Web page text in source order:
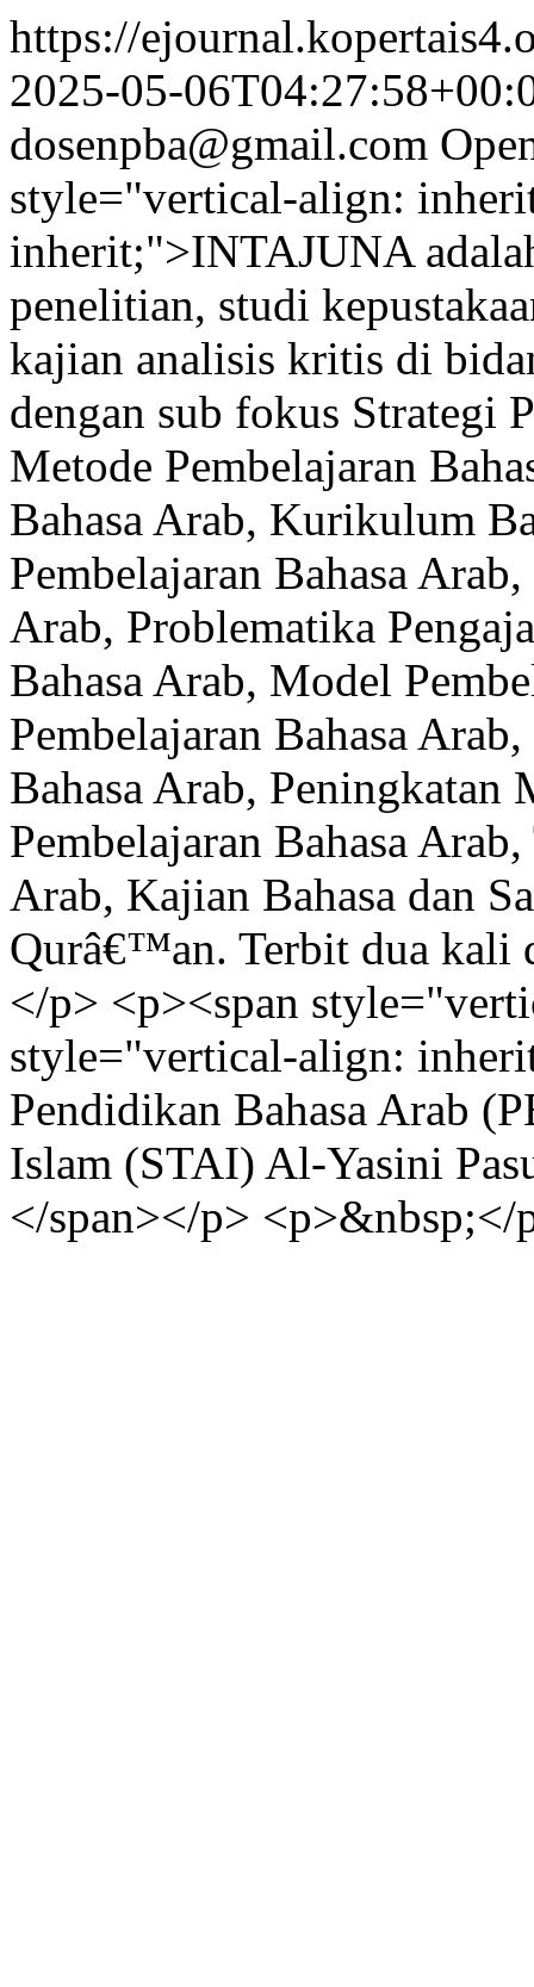
https://
2025-05-
dosenpba@gmail.com
style="vertical-align:
inherit;">INTAJUNA
penelitian, studi
kajian analisis kritis di
dengan sub fokus Strategi
Metode Pembelajaran
Bahasa Arab, Kurikulum
Pembelajaran Bahasa
Arab, Problematika
Bahasa Arab, Model
Pembelajaran Bahasa
Bahasa Arab,
Pembelajaran Bahasa
Arab, Kajian Bahasa dan
Qurâ€™an. Terbit dua kali
</p> <p><span
style="vertical-align:
Pendidikan Bahasa Arab
Islam (STAI) Al-Yasini
</span></p> <p>&nbsp;</